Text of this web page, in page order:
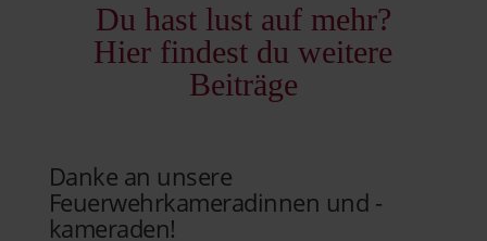
Du hast lust auf mehr?
Hier findest du weitere
Beiträge
Danke an unsere
Feuerwehrkameradinnen und -
kameraden!